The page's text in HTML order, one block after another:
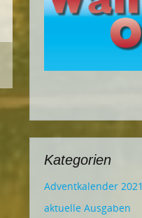
Kategorien
Adventkalender 2021
aktuelle Ausgaben